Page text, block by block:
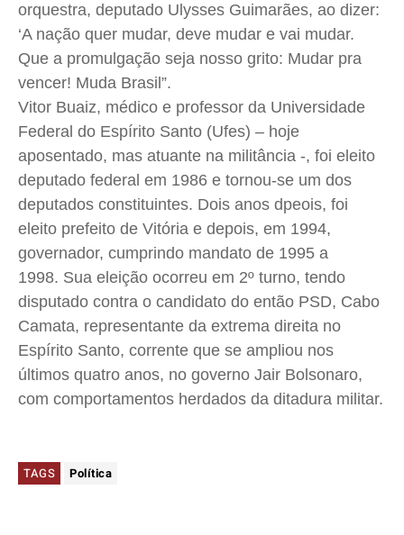
orquestra, deputado Ulysses Guimarães, ao dizer:
‘A nação quer mudar, deve mudar e vai mudar.
Que a promulgação seja nosso grito: Mudar pra
vencer! Muda Brasil”.
Vitor Buaiz, médico e professor da Universidade
Federal do Espírito Santo (Ufes) – hoje
aposentado, mas atuante na militância -, foi eleito
deputado federal em 1986 e tornou-se um dos
deputados constituintes. Dois anos dpeois, foi
eleito prefeito de Vitória e depois, em 1994,
governador, cumprindo mandato de 1995 a
1998. Sua eleição ocorreu em 2º turno, tendo
disputado contra o candidato do então PSD, Cabo
Camata, representante da extrema direita no
Espírito Santo, corrente que se ampliou nos
últimos quatro anos, no governo Jair Bolsonaro,
com comportamentos herdados da ditadura militar.
TAGS Política